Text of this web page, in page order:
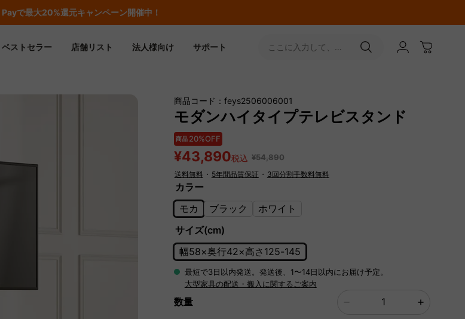
Payで最大20%還元キャンペーン開催中！
ベストセラー 店舗リスト 法人様向け サポート
ここに入力して、
商品コード：feys2506006001
モダンハイタイプテレビスタンド
商品 20%OFF
¥43,890税込 ¥54,890
送料無料 ・ 5年間品質保証 ・ 3回分割手数料無料
カラー
モカ
ブラック
ホワイト
サイズ(cm)
幅58×奥行42×高さ125-145
最短で3日以内発送。発送後、1〜14日以内にお届け予定。
大型家具の配送・搬入に関するご案内
数量